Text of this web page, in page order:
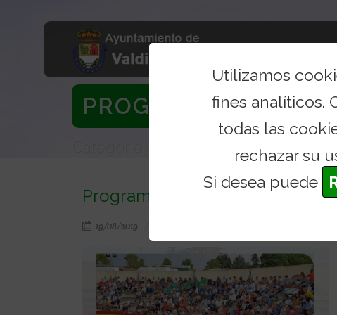
Utilizamos
fines analíticos.
todas las
rechazar su
Si desea puede
PROGRAMA
Programa completo Fiestas
19/08/2019